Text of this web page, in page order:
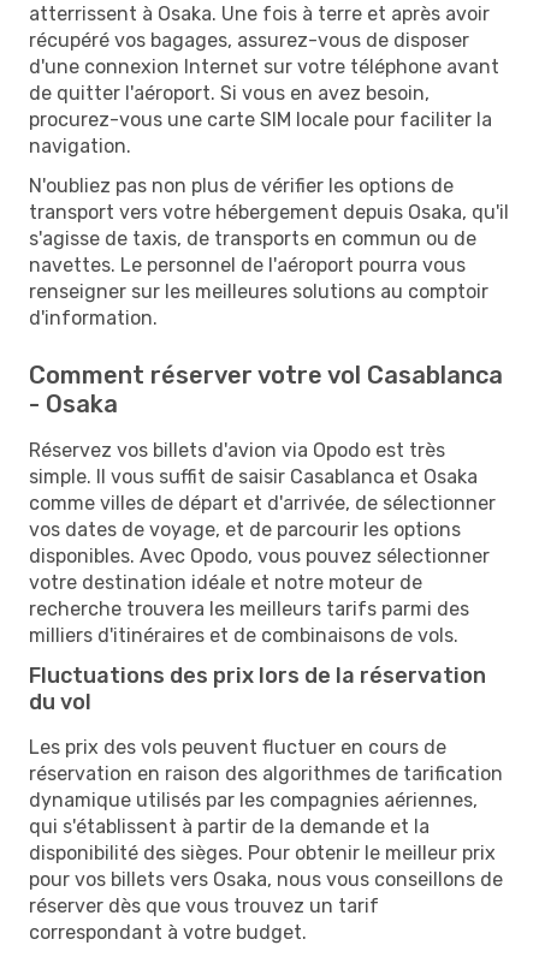
atterrissent à Osaka. Une fois à terre et après avoir
récupéré vos bagages, assurez-vous de disposer
d'une connexion Internet sur votre téléphone avant
de quitter l'aéroport. Si vous en avez besoin,
procurez-vous une carte SIM locale pour faciliter la
navigation.
N'oubliez pas non plus de vérifier les options de
transport vers votre hébergement depuis Osaka, qu'il
s'agisse de taxis, de transports en commun ou de
navettes. Le personnel de l'aéroport pourra vous
renseigner sur les meilleures solutions au comptoir
d'information.
Comment réserver votre vol Casablanca
- Osaka
Réservez vos billets d'avion via Opodo est très
simple. Il vous suffit de saisir Casablanca et Osaka
comme villes de départ et d'arrivée, de sélectionner
vos dates de voyage, et de parcourir les options
disponibles. Avec Opodo, vous pouvez sélectionner
votre destination idéale et notre moteur de
recherche trouvera les meilleurs tarifs parmi des
milliers d'itinéraires et de combinaisons de vols.
Fluctuations des prix lors de la réservation
du vol
Les prix des vols peuvent fluctuer en cours de
réservation en raison des algorithmes de tarification
dynamique utilisés par les compagnies aériennes,
qui s'établissent à partir de la demande et la
disponibilité des sièges. Pour obtenir le meilleur prix
pour vos billets vers Osaka, nous vous conseillons de
réserver dès que vous trouvez un tarif
correspondant à votre budget.